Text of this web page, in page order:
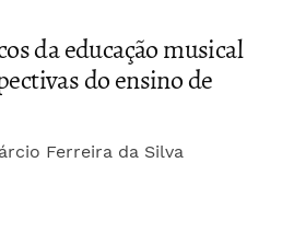
da educação musical
do ensino de
Ferreira da Silva